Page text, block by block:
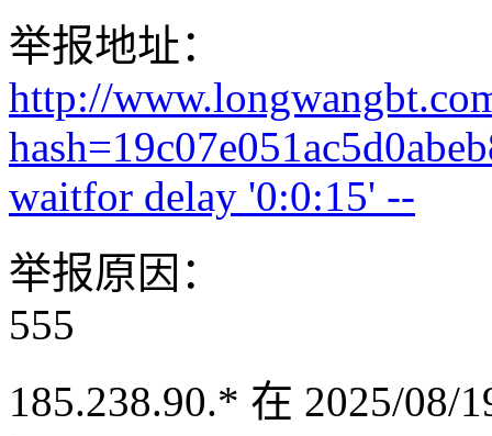
举报地址：
http://
waitfor delay '0:0:15' --
举报原因：
555
185.238.90.* 在 2025/08/